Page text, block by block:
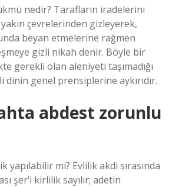
nedir? Tarafların iradelerini
çevrelerinden gizleyerek,
beyan etmelerine rağmen
gizli nikah denir. Böyle bir
gerekli olan aleniyeti taşımadığı
dinin genel prensiplerine aykırıdır.
abdest zorunlu
yapılabilir mi? Evlilik akdi sırasında
şer’i kirlilik sayılır; adetin